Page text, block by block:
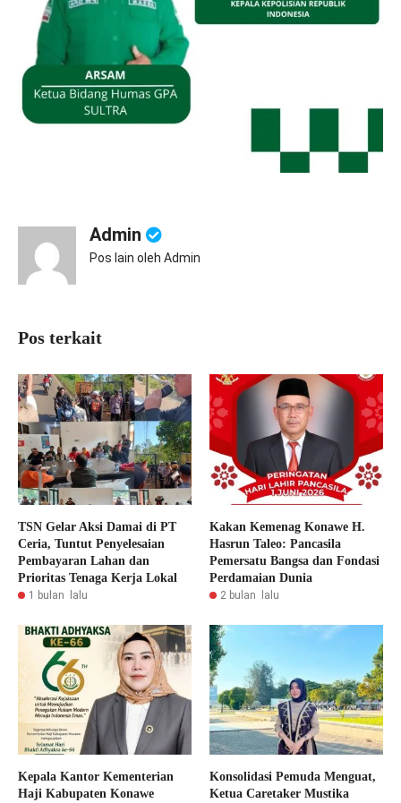
Admin
Pos lain oleh Admin
Pos terkait
TSN Gelar Aksi Damai di PT
Ceria, Tuntut Penyelesaian
Pembayaran Lahan dan
Prioritas Tenaga Kerja Lokal
1 bulan lalu
Kakan Kemenag Konawe H.
Hasrun Taleo: Pancasila
Pemersatu Bangsa dan Fondasi
Perdamaian Dunia
2 bulan lalu
Kepala Kantor Kementerian
Haji Kabupaten Konawe
Konsolidasi Pemuda Menguat,
Ketua Caretaker Mustika